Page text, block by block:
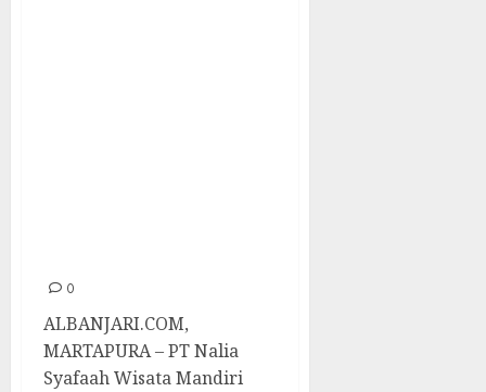
0
ALBANJARI.COM,
MARTAPURA – PT Nalia
Syafaah Wisata Mandiri